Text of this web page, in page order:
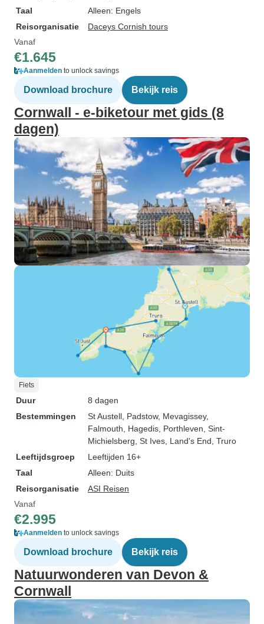
Taal
Alleen: Engels
Reisorganisatie
Daceys Cornish tours
Vanaf
€1.645
Aanmelden to unlock savings
Download brochure Bekijk reis
Cornwall - e-biketour met gids (8
dagen)
Fiets
Duur
8 dagen
Bestemmingen
St Austell , Padstow, Mevagissey,
Falmouth , Hagedis , Porthleven , Sint-
Michielsberg , St Ives , Land's End , Truro
Leeftijdsgroep
Leeftijden 16+
Taal
Alleen: Duits
Reisorganisatie
ASI Reisen
Vanaf
€2.995
Aanmelden to unlock savings
Download brochure Bekijk reis
Natuurwonderen van Devon &
Cornwall